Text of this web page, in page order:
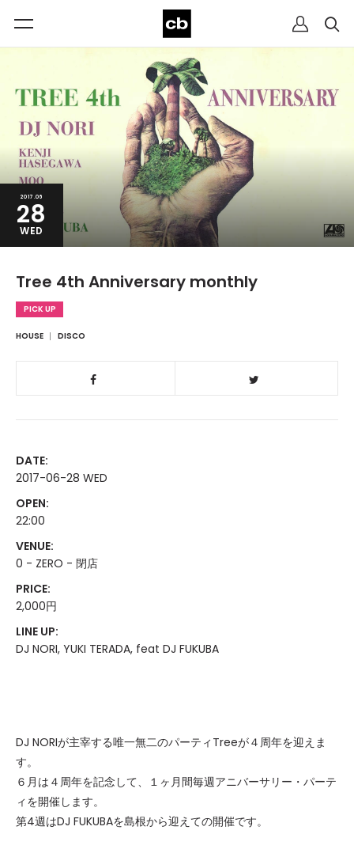
2017.06
28
WED
Tree 4th Anniversary monthly
PICK UP
HOUSE DISCO
DATE:
2017-06-28 WED
OPEN:
22:00
VENUE:
0 - ZERO - 閉店
PRICE:
2,000円
LINE UP:
DJ NORI, YUKI TERADA, feat DJ FUKUBA
DJ NORIが主宰する唯一無二のパーティTreeが４周年を迎えま
す。
６月は４周年を記念して、１ヶ月間毎週アニバーサリー・パーテ
ィを開催します。
第4週はDJ FUKUBAを島根から迎えての開催です。